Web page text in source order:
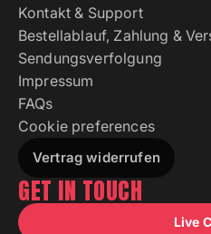
Kontakt & Support
Bestellablauf, Zahlung &
Sendungsverfolgung
Impressum
FAQs
Cookie preferences
Vertrag widerrufen
GET IN TOUCH
Live